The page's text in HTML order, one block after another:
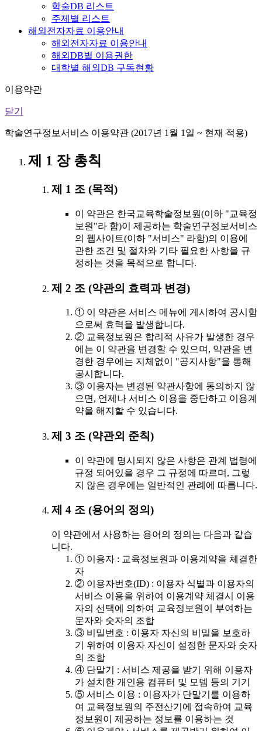
학술DB 리스트
주제별 리스트
해외전자자료 이용안내
해외전자자료 이용안내
해외DB별 이용권한
대학별 해외DB 구독현황
이용약관
닫기
학술연구정보서비스 이용약관 (2017년 1월 1일 ~ 현재 적용)
제 1 장 총칙
제 1 조 (목적)
이 약관은 한국교육학술정보원(이하 "교육정
보원"라 함)이 제공하는 학술연구정보서비스
의 웹사이트(이하 "서비스" 라함)의 이용에
관한 조건 및 절차와 기타 필요한 사항을 규
정하는 것을 목적으로 합니다.
제 2 조 (약관의 효력과 변경)
① 이 약관은 서비스 메뉴에 게시하여 공시함
으로써 효력을 발생합니다.
② 교육정보원은 합리적 사유가 발생한 경우
에는 이 약관을 변경할 수 있으며, 약관을 변
경한 경우에는 지체없이 "공지사항"을 통해
공시합니다.
③ 이용자는 변경된 약관사항에 동의하지 않
으면, 언제나 서비스 이용을 중단하고 이용계
약을 해지할 수 있습니다.
제 3 조 (약관외 준칙)
이 약관에 명시되지 않은 사항은 관계 법령에
규정 되어있을 경우 그 규정에 따르며, 그렇
지 않은 경우에는 일반적인 관례에 따릅니다.
제 4 조 (용어의 정의)
이 약관에서 사용하는 용어의 정의는 다음과 같습
니다.
① 이용자 : 교육정보원과 이용계약을 체결한
자
② 이용자번호(ID) : 이용자 식별과 이용자의
서비스 이용을 위하여 이용계약 체결시 이용
자의 선택에 의하여 교육정보원이 부여하는
문자와 숫자의 조합
③ 비밀번호 : 이용자 자신의 비밀을 보호하
기 위하여 이용자 자신이 설정한 문자와 숫자
의 조합
④ 단말기 : 서비스 제공을 받기 위해 이용자
가 설치한 개인용 컴퓨터 및 모뎀 등의 기기
⑤ 서비스 이용 : 이용자가 단말기를 이용하
여 교육정보원의 주전산기에 접속하여 교육
정보원이 제공하는 정보를 이용하는 것